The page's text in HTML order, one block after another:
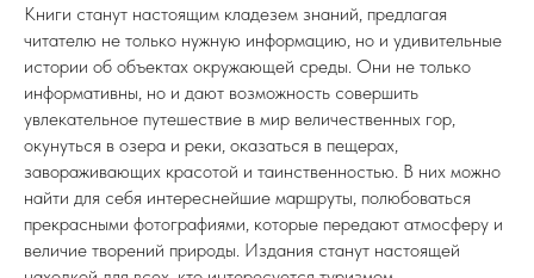
Книги станут настоящим кладезем знаний, предлагая
читателю не только нужную информацию, но и удивительные
истории об объектах окружающей среды. Они не только
информативны, но и дают возможность совершить
увлекательное путешествие в мир величественных гор,
окунуться в озера и реки, оказаться в пещерах,
завораживающих красотой и таинственностью. В них можно
найти для себя интереснейшие маршруты, полюбоваться
прекрасными фотографиями, которые передают атмосферу и
величие творений природы. Издания станут настоящей